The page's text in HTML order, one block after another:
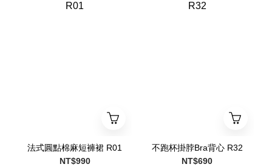
法式圓點棉麻短褲裙 R01
NT$990
不跑杯掛脖Bra背心 R32
NT$690